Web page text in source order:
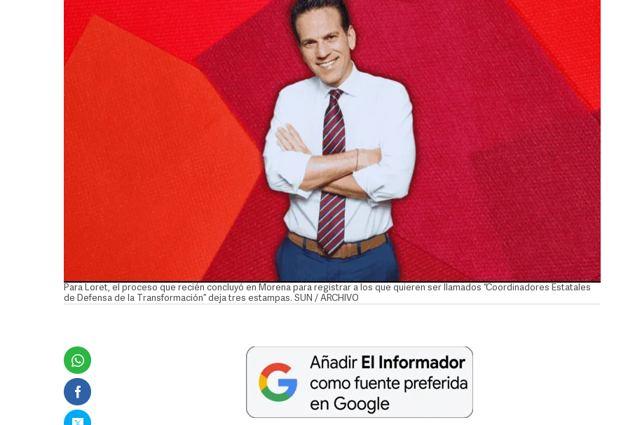
Para Loret, el proceso que recién concluyó en Morena para registrar a los que quieren ser llamados “Coordinadores Estatales
de Defensa de la Transformación” deja tres estampas. SUN / ARCHIVO